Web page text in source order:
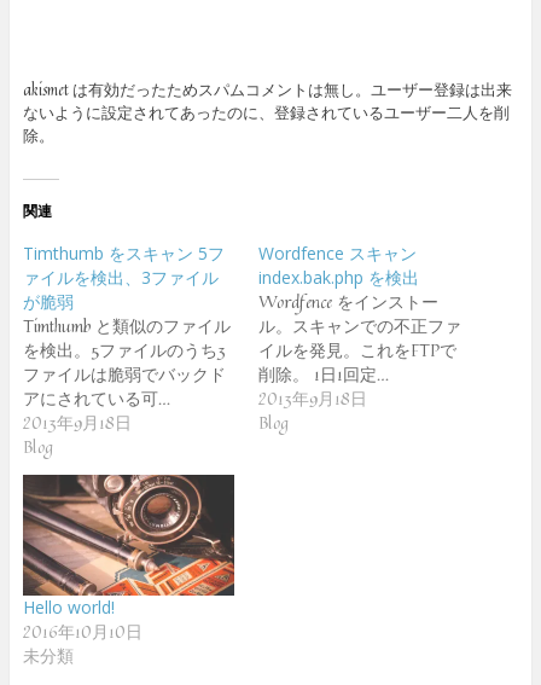
akismet は有効だったためスパムコメントは無し。ユーザー登録は出来
ないように設定されてあったのに、登録されているユーザー二人を削
除。
関連
Timthumb をスキャン 5フ
ァイルを検出、3ファイル
が脆弱
Timthumb と類似のファイル
を検出。5ファイルのうち3
ファイルは脆弱でバックド
アにされている可…
2013年9月18日
Blog
Wordfence スキャン
index.bak.php を検出
Wordfence をインストー
ル。スキャンでの不正ファ
イルを発見。これをFTPで
削除。 1日1回定…
2013年9月18日
Blog
Hello world!
2016年10月10日
未分類